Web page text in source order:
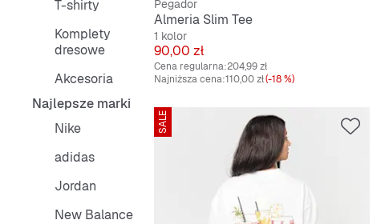
T-shirty
Komplety
dresowe
Akcesoria
Najlepsze marki
Nike
adidas
Jordan
New Balance
Pegador
Almeria Slim Tee
1 kolor
Cena
90,00 zł
Cena regularna:204,99 zł
Najniższa cena:110,00 zł(-18 %)
SALE